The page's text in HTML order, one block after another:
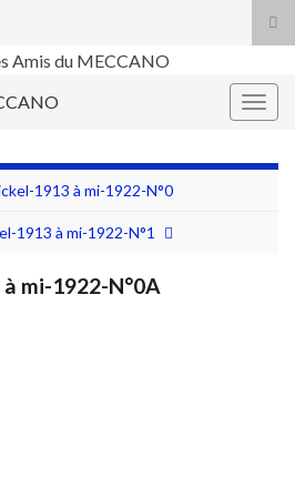
1913 à mi-1922-N°0
1913 à mi-1922-N°1
mi-1922-N°0A